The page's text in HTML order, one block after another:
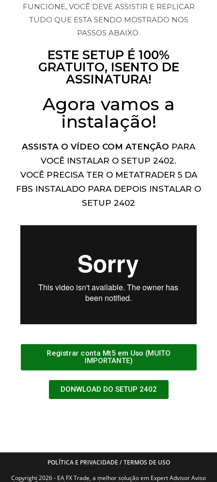
FUNCIONE, VOCÊ DEVE ASSISTIR E REPLICAR
TUDO QUE ESTA SENDO MOSTRADO NOS
PASSOS ABAIXO.
ESTE SETUP É 100%
GRATUITO, ISENTO DE
ASSINATURA!
Agora vamos a
instalação!
ASSISTA O VÍDEO COM ATENÇÃO PARA
VOCÊ INSTALAR O SETUP 2402.
VOCÊ PRECISA TER O METATRADER 5 DA
FBS INSTALADO PARA DEPOIS INSTALAR O
SETUP 2402
Registrar conta Mt5 em Uso (MUITO
IMPORTANTE)
DONWLOAD DO SETUP 2402
POLÍTICA E PRIVACIDADE / TERMOS DE USO
Copyright 2026 - EA FX Trade, a melhor solução em Expert Advisor Aviso